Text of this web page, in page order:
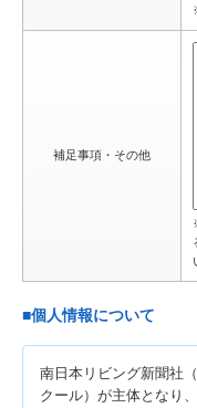
補足事項・その他
■個人情報について
南日本リビング新聞社
クール）が主体となり